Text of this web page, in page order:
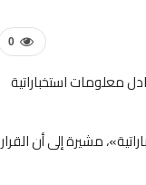
0
معلومات استخباراتية
مشيرة إلى أن القرار